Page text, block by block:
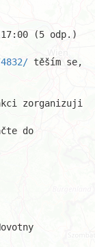
(5 odp.)
těším se,
zorganizuji
do